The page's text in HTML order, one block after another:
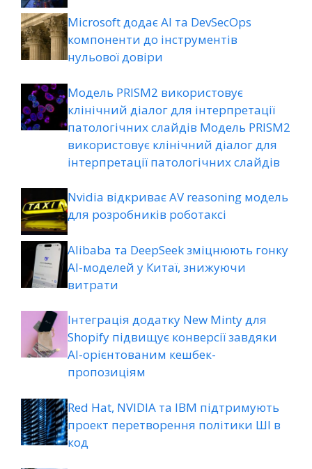
Microsoft додає AI та DevSecOps
компоненти до інструментів
нульової довіри
Модель PRISM2 використовує
клінічний діалог для інтерпретації
патологічних слайдів Модель PRISM2
використовує клінічний діалог для
інтерпретації патологічних слайдів
Nvidia відкриває AV reasoning модель
для розробників роботаксі
Alibaba та DeepSeek зміцнюють гонку
AI-моделей у Китаї, знижуючи
витрати
Інтеграція додатку New Minty для
Shopify підвищує конверсії завдяки
AI-орієнтованим кешбек-
пропозиціям
Red Hat, NVIDIA та IBM підтримують
проект перетворення політики ШІ в
код